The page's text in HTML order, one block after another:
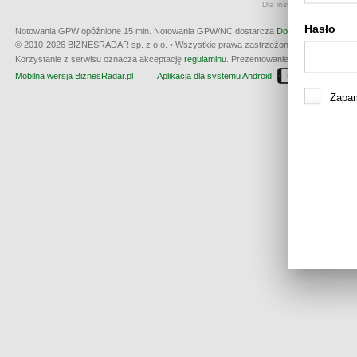
Dla instrumentów
Notowania GPW opóźnione 15 min. Notowania GPW/NC dostarcza Dom Maklerski BDM
© 2010-2026 BIZNESRADAR sp. z o.o. • Wszystkie prawa zastrzeżone • produkcja:
Korzystanie z serwisu oznacza akceptację regulaminu . Prezentowanie kwotowania nie
Mobilna wersja BiznesRadar.pl
Aplikacja dla systemu Android
Hasło